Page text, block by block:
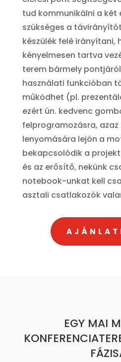
tud kommunikálni a két
szükséges a
készülék felé irányítani,
kényelmesen tartva
terem bármely
használati funkcióban
működhet (pl.
ezért ún. kedvenc
felprogramozásra,
lenyomására lejön a
bekapcsolódik a
és az erősítő, nekünk
notebook-unkat kell
asztali csatlakozók
EGY MAI